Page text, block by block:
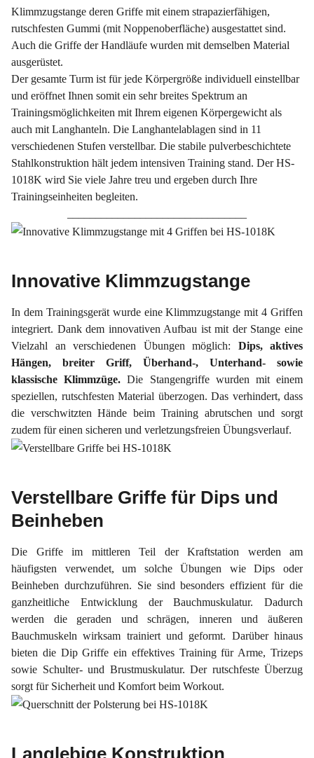
Klimmzugstange deren Griffe mit einem strapazierfähigen,
rutschfesten Gummi (mit Noppenoberfläche) ausgestattet sind.
Auch die Griffe der Handläufe wurden mit demselben Material
ausgerüstet.
Der gesamte Turm ist für jede Körpergröße individuell einstellbar
und eröffnet Ihnen somit ein sehr breites Spektrum an
Trainingsmöglichkeiten mit Ihrem eigenen Körpergewicht als
auch mit Langhanteln. Die Langhantelablagen sind in 11
verschiedenen Stufen verstellbar. Die stabile pulverbeschichtete
Stahlkonstruktion hält jedem intensiven Training stand. Der HS-
1018K wird Sie viele Jahre treu und ergeben durch Ihre
Trainingseinheiten begleiten.
Innovative Klimmzugstange
In dem Trainingsgerät wurde eine Klimmzugstange mit 4 Griffen
integriert. Dank dem innovativen Aufbau ist mit der Stange eine
Vielzahl an verschiedenen Übungen möglich: Dips, aktives
Hängen, breiter Griff, Überhand-, Unterhand- sowie
klassische Klimmzüge.Die Stangengriffe wurden mit einem
speziellen, rutschfesten Material überzogen. Das verhindert, dass
die verschwitzten Hände beim Training abrutschen und sorgt
zudem für einen sicheren und verletzungsfreien Übungsverlauf.
Verstellbare Griffe für Dips und
Beinheben
Die Griffe im mittleren Teil der Kraftstation werden am
häufigsten verwendet, um solche Übungen wie Dips oder
Beinheben durchzuführen. Sie sind besonders effizient für die
ganzheitliche Entwicklung der Bauchmuskulatur. Dadurch
werden die geraden und schrägen, inneren und äußeren
Bauchmuskeln wirksam trainiert und geformt. Darüber hinaus
bieten die Dip Griffe ein effektives Training für Arme, Trizeps
sowie Schulter- und Brustmuskulatur. Der rutschfeste Überzug
sorgt für Sicherheit und Komfort beim Workout.